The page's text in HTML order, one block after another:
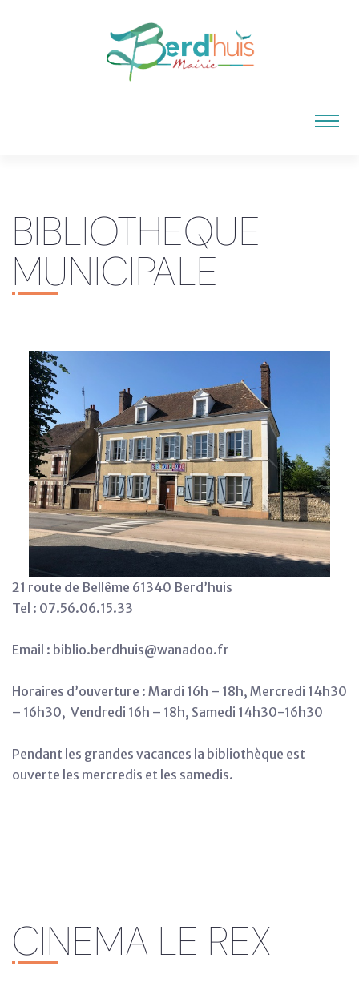
BIBLIOTHEQUE
MUNICIPALE
21 route de Bellême 61340 Berd’huis
Tel : 07.56.06.15.33
Email : biblio.berdhuis@wanadoo.fr
Horaires d’ouverture : Mardi 16h – 18h, Mercredi 14h30
– 16h30, Vendredi 16h – 18h, Samedi 14h30-16h30
Pendant les grandes vacances la bibliothèque est
ouverte les mercredis et les samedis.
CINEMA LE REX